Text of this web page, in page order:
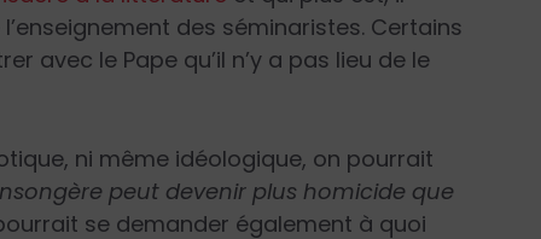
des séminaristes. Certains
avec le Pape qu’il n’y a pas lieu de le
ni même idéologique, on pourrait
peut devenir plus homicide que
se demander également à quoi